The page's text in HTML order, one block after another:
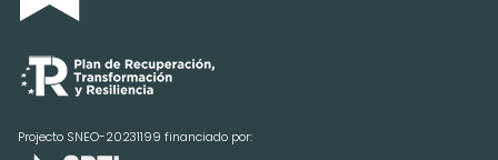
Projecto SNEO-20231199 financiado por: